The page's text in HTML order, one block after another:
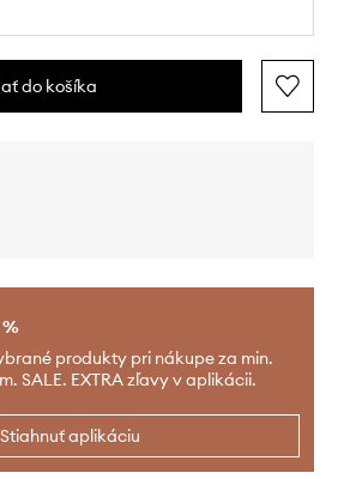
do košíka
%
produkty pri nákupe za min.
SALE. EXTRA zľavy v aplikácii.
Stiahnuť aplikáciu